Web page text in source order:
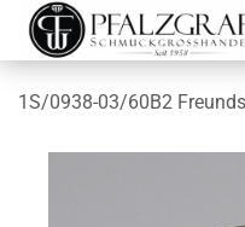
1S/0938-03/60B2